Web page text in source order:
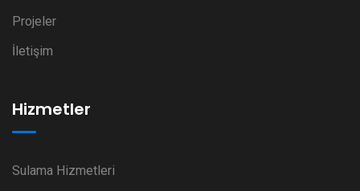
Projeler
İletişim
Hizmetler
Sulama Hizmetleri